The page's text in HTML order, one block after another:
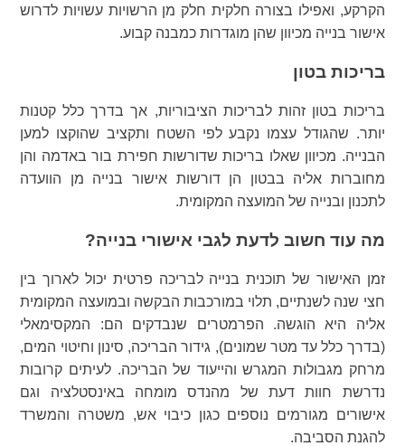
הקרקע, ואפילו בצורה חלקית חלק מן הרשויות עשויות לדרוש
אישור בנייה מכיוון שהן מוגדרות כמבנה קבוע.
בריכות בטון
בריכות בטון זהות לבריכות הציבוריות, אך בדרך כלל קטנות
יותר. שהגודל עצמו נקבע לפי השטח ותקציב שהוקצו למען
הבנייה. מכיוון שאלו בריכות שדורשות חפירת בור באדמה והן
מחוברות אליה בבטון הן דורשות אישור בנייה מן הוועדה
לתכנון ובנייה של המועצה המקומית.
מה עוד חשוב לדעת לגבי אישורי בנייה?
זמן האישור של תוכנית בנייה לבריכה פרטית יכול לארוך בין
חצי שנה לשנתיים, תלוי במורכבות הבקשה ובמועצה המקומית
אליה היא הוגשה. הפרמטרים שנבדקים הם: המקסימאלי
(בדרך כלל עד מטר שמונים), גידור הבריכה, סינון וחיטוי המים,
מרחק מגבולות המגרש והייעוד של הבריכה. לעיתים קרובות
נדרשת חוות דעת של מהנדס מומחה באינסטלציה וגם
אישורים מגורמים נוספים כגון כיבוי אש, משטרה והמשרד
להגנת הסביבה.